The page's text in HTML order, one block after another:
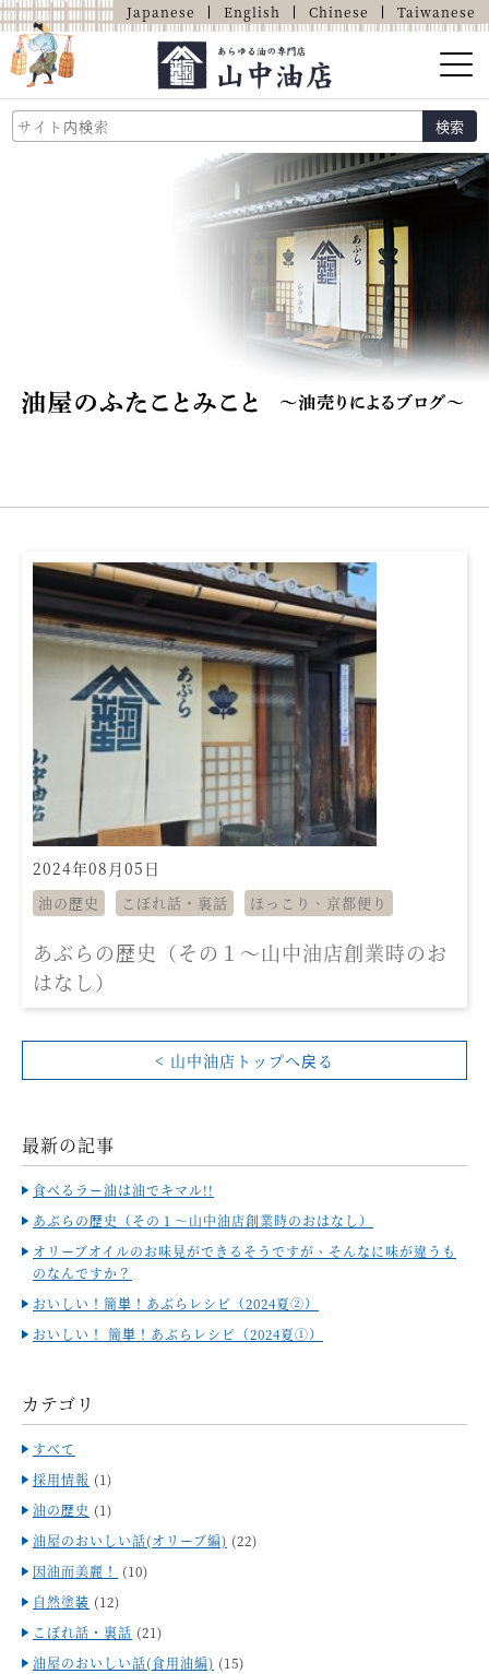
Japanese English Chinese Taiwanese
検索
山中油店的介紹
2024年08月05日
油の歴史 こぼれ話・裏話 ほっこり、京都便り
あぶらの歴史（その１～山中油店創業時のお
はなし）
< 山中油店トップへ戻る
最新の記事
食べるラー油は油でキマル!!
あぶらの歴史（その１～山中油店創業時のおはなし）
オリーブオイルのお味見ができるそうですが、そんなに味が違うも
のなんですか？
おいしい！簡単！あぶらレシピ（2024夏②）
おいしい！ 簡単！あぶらレシピ（2024夏①）
カテゴリ
すべて
採用情報 (1)
油の歴史 (1)
油屋のおいしい話(オリーブ編) (22)
因油而美麗！
(10)
自然塗装 (12)
こぼれ話・裏話 (21)
油屋のおいしい話(食用油編) (15)